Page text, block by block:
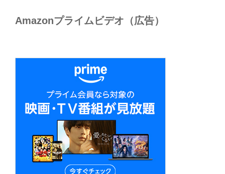
Amazonプライムビデオ（広告）